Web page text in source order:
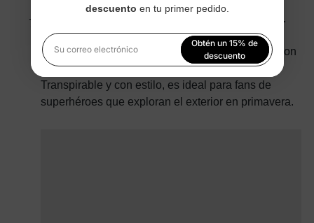
Chaqueta bomber verde con bloques de color
Inspirada en Hulk, esta chaqueta bomber verde con
bloques de color energiza cualquier look.
Transpirable y con estilo, es ideal para fans de
superhéroes que exploran el exterior en primavera.
descuento en tu primer pedido.
Su correo electrónico
Obtén un 15% de
descuento
Al registrarte, aceptas nuestraPolítica de privacidad